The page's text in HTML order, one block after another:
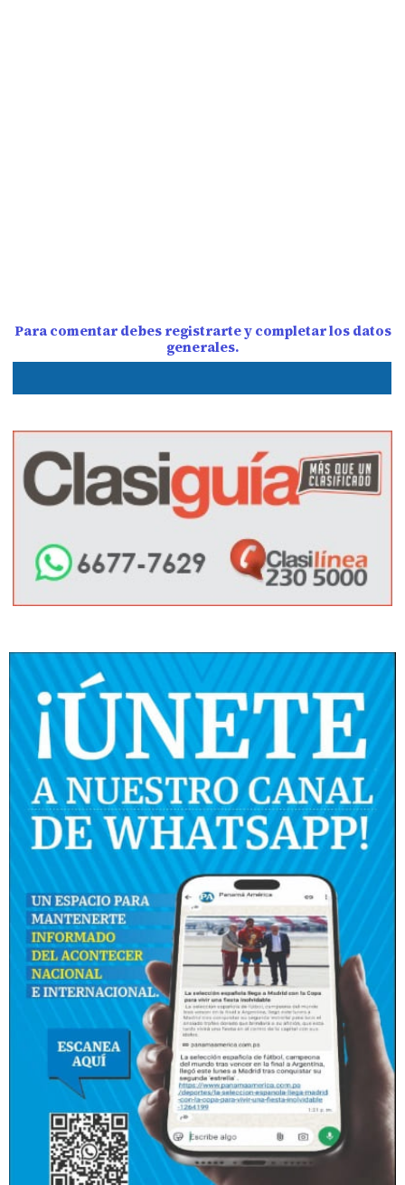
Para comentar debes registrarte y completar los datos
generales.